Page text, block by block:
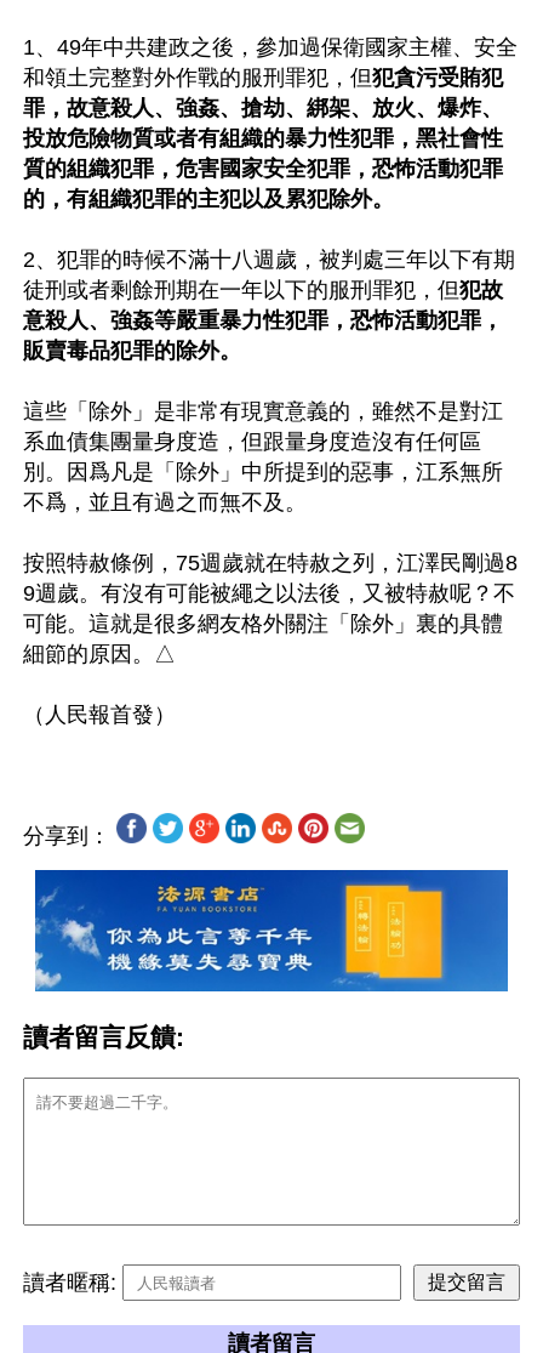
1、49年中共建政之後，參加過保衛國家主權、安全
和領土完整對外作戰的服刑罪犯，但犯貪污受賄犯
罪，故意殺人、強姦、搶劫、綁架、放火、爆炸、
投放危險物質或者有組織的暴力性犯罪，黑社會性
質的組織犯罪，危害國家安全犯罪，恐怖活動犯罪
的，有組織犯罪的主犯以及累犯除外。
2、犯罪的時候不滿十八週歲，被判處三年以下有期
徒刑或者剩餘刑期在一年以下的服刑罪犯，但犯故
意殺人、強姦等嚴重暴力性犯罪，恐怖活動犯罪，
販賣毒品犯罪的除外。
這些「除外」是非常有現實意義的，雖然不是對江
系血債集團量身度造，但跟量身度造沒有任何區
別。因爲凡是「除外」中所提到的惡事，江系無所
不爲，並且有過之而無不及。
按照特赦條例，75週歲就在特赦之列，江澤民剛過8
9週歲。有沒有可能被繩之以法後，又被特赦呢？不
可能。這就是很多網友格外關注「除外」裏的具體
細節的原因。△
分享到：
讀者留言反饋:
讀者暱稱:
讀者留言